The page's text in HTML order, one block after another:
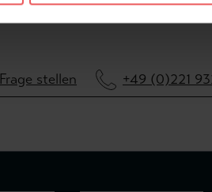
Frage stellen +49 (0)221